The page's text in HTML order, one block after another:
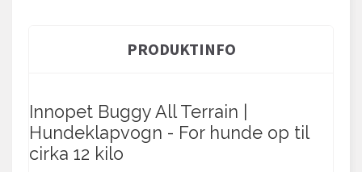
PRODUKTINFO
Innopet Buggy All Terrain |
Hundeklapvogn - For hunde op til
cirka 12 kilo